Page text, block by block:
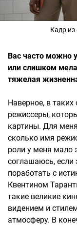
Кадр
Вас часто можно
или слишком
тяжелая
Наверное, в
режиссеры,
картины. Для
сколько имя
роли у меня мало
соглашаюсь, если
поработать с
Квентином
такие великие
видением и
атмосферу. В